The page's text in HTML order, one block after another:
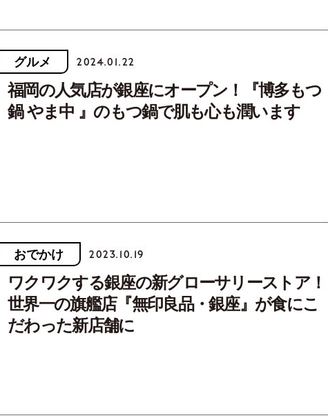
グルメ 2024.01.22
福岡の人気店が銀座にオープン！『博多もつ
鍋 やま中 』のもつ鍋で肌も心も潤います
おでかけ 2023.10.19
ワクワクする銀座の新グローサリーストア！
世界一の旗艦店『無印良品・銀座』が食にこ
だわった新店舗に